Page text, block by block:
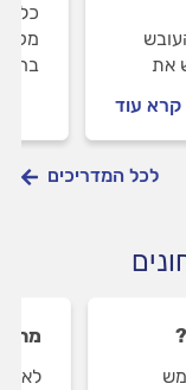
את
קרא עוד
כל
לכל המדריכים
ממש
מה